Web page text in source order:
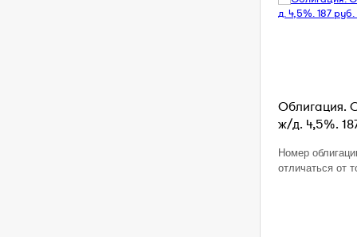
Облигация.
ж/д. 4,5%.
Номер
отличаться от